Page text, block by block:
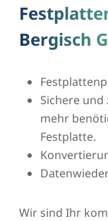
Bergisch
Sichere
mehr
Festplatte.
Wir sind Ihr